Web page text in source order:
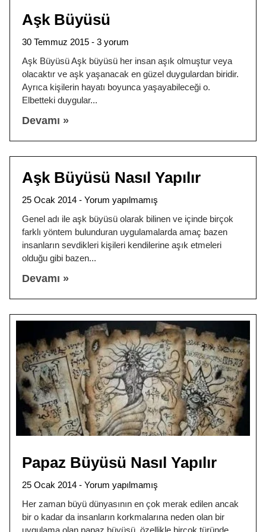
Aşk Büyüsü
30 Temmuz 2015
3 yorum
Aşk Büyüsü Aşk büyüsü her insan aşık olmuştur veya
olacaktır ve aşk yaşanacak en güzel duygulardan biridir.
Ayrıca kişilerin hayatı boyunca yaşayabileceği o.
Elbetteki duygular
Devamı »
Aşk Büyüsü Nasıl Yapılır
25 Ocak 2014
Yorum yapılmamış
Genel adı ile aşk büyüsü olarak bilinen ve içinde birçok
farklı yöntem bulunduran uygulamalarda amaç bazen
insanların sevdikleri kişileri kendilerine aşık etmeleri
olduğu gibi bazen
Devamı »
Papaz Büyüsü Nasıl Yapılır
25 Ocak 2014
Yorum yapılmamış
Her zaman büyü dünyasının en çok merak edilen ancak
bir o kadar da insanların korkmalarına neden olan bir